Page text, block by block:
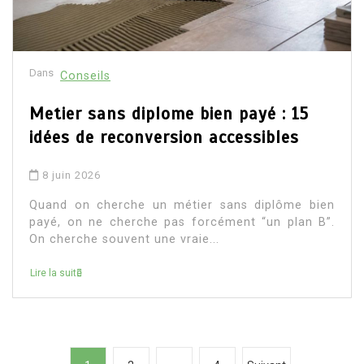
Dans Conseils
Metier sans diplome bien payé : 15
idées de reconversion accessibles
8 juin 2026
Quand on cherche un métier sans diplôme bien
payé, on ne cherche pas forcément “un plan B”.
On cherche souvent une vraie...
Lire la suite